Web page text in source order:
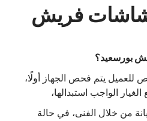
شاشات فريش
بورسعيد؟
للعميل يتم فحص الجهاز أولًا،
الواجب استبدالها،
من خلال الفنى، في حالة